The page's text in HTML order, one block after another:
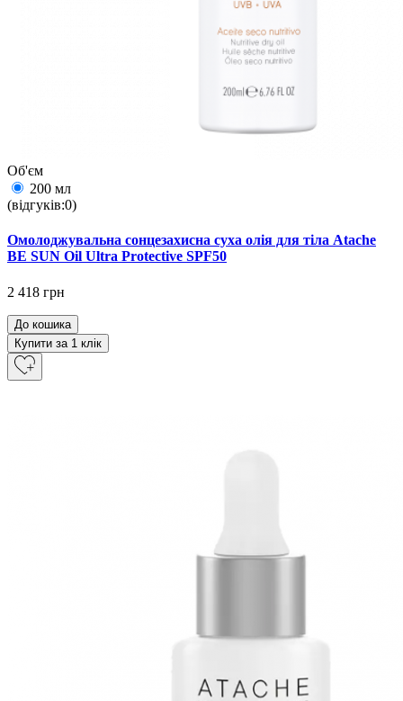
Об'єм
200 мл
(відгуків:0)
Омолоджувальна сонцезахисна суха олія для тіла Atache
BE SUN Oil Ultra Protective SPF50
2 418 грн
До кошика
Купити за 1 клiк